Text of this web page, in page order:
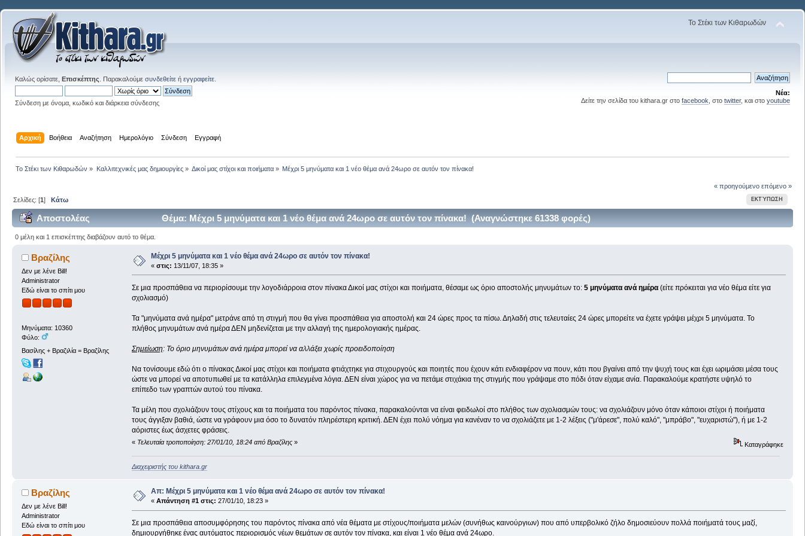
Το Στέκι των Κιθαρωδών
Καλώς ορίσατε, Επισκέπτης . Παρακαλούμε συνδεθείτε ή εγγραφείτε
Σύνδεση με όνομα, κωδικό και διάρκεια σύνδεσης
Νέα:
Δείτε την σελίδα του kithara.gr στο facebook , στο twitter, και στο youtube
Αρχική Βοήθεια Αναζήτηση Ημερολόγιο Σύνδεση Εγγραφή
Το Στέκι των Κιθαρωδών » Καλλιτεχνικές μας δημιουργίες» Δικοί μας στίχοι και ποιήματα» Μέχρι 5 μηνύματα και 1 νέο θέμα ανά 24ωρο σε αυτόν τον πίνακα!
« προηγούμενο επόμενο »
ΕΚΤΎΠΩΣΗ
Σελίδες: [1]Κάτω
Αποστολέας Θέμα: Μέχρι 5 μηνύματα και 1 νέο θέμα ανά 24ωρο σε αυτόν τον πίνακα! (Αναγνώστηκε 61338 φορές)
0 μέλη και 1 επισκέπτης διαβάζουν αυτό το θέμα.
Βραζίλης
Δεν με λένε Bill!
Administrator
Εδώ είναι το σπίτι μου
Μηνύματα: 10360
Φύλο:
Βασίλης + Βραζιλία = Βραζίλης
Μέχρι 5 μηνύματα και 1 νέο θέμα ανά 24ωρο σε αυτόν τον πίνακα!
« στις: 13/11/07, 18:35 »
Σε μια προσπάθεια να περιορίσουμε την λογοδιάρροια στον πίνακα Δικοί μας στίχοι και ποιήματα, θέσαμε ως όριο αποστολής μηνυμάτων το: 5 μηνύματα ανά ημέρα(είτε πρόκειται για νέο θέμα είτε για
σχολιασμό)
Τα "μηνύματα ανά ημέρα" μετράνε από τη στιγμή που θα γίνει προσπάθεια για αποστολή και 24 ώρες προς τα πίσω. Δηλαδή στις τελευταίες 24 ώρες μπορείτε να έχετε γράψει μέχρι 5 μηνύματα. Το
πλήθος μηνυμάτων ανά ημέρα ΔΕΝ μηδενίζεται με την αλλαγή της ημερολογιακής ημέρας.
Σημείωση: Το όριο μηνυμάτων ανά ημέρα μπορεί να αλλάξει χωρίς προειδοποίηση
Να τονίσουμε εδώ ότι ο πίνακας Δικοί μας στίχοι και ποιήματα φτιάχτηκε για στιχουργούς και ποιητές που έχουν κάτι ενδιαφέρον να πουν, κάτι που βγαίνει από την ψυχή τους και έχει ωριμάσει μέσα τους
ώστε να μπορεί να αποτυπωθεί με τα κατάλληλα επιλεγμένα λόγια. ΔΕΝ είναι χώρος για να πετάμε στιχάκια της στιγμής που γράψαμε στο πόδι όταν είχαμε ανία. Παρακαλούμε κρατήστε υψηλό το
επίπεδο των γραπτών αυτού του πίνακα.
Τα μέλη που σχολιάζουν τους στίχους και τα ποιήματα του παρόντος πίνακα, παρακαλούνται να είναι φειδωλοί στο πλήθος των σχολιασμών τους: να σχολιάζουν μόνο όταν κάποιοι στίχοι ή ποιήματα
τους άγγιξαν βαθιά, ώστε να γράφουν μια όσο το δυνατόν πληρέστερη κριτική. ΔΕΝ έχει πολύ νόημα για κανέναν το να σχολιάζετε με 1-2 λέξεις ("μ'άρεσε", πολύ καλό", "μπράβο", "ευχαριστώ"), ή με 1-2
αόριστες έως άσχετες φράσεις.
« Τελευταία τροποποίηση: 27/01/10, 18:24 από Βραζίλης» Καταγράφηκε
Διαχειριστής του kithara.gr
Βραζίλης
Δεν με λένε Bill!
Administrator
Εδώ είναι το σπίτι μου
Απ: Μέχρι 5 μηνύματα και 1 νέο θέμα ανά 24ωρο σε αυτόν τον πίνακα!
« Απάντηση #1 στις: 27/01/10, 18:23 »
Σε μια προσπάθεια αποσυμφόρησης του παρόντος πίνακα από νέα θέματα με στίχους/ποιήματα μελών (συνήθως καινούργιων) που από υπερβολικό ζήλο δημοσιεύουν πολλά ποιήματά τους μαζί,
δημιουργήθηκε ένας αυτόματος περιορισμός νέων θεμάτων σε αυτόν τον πίνακα, και είναι 1 νέο θέμα ανά 24ωρο.